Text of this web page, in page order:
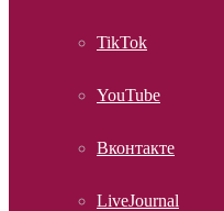
TikTok
YouTube
Вконтакте
LiveJournal